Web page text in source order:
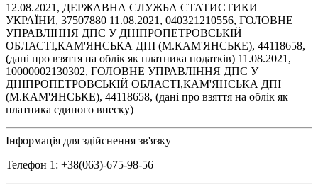
12.08.2021, ДЕРЖАВНА СЛУЖБА СТАТИСТИКИ
УКРАЇНИ, 37507880 11.08.2021, 040321210556, ГОЛОВНЕ
УПРАВЛІННЯ ДПС У ДНІПРОПЕТРОВСЬКІЙ
ОБЛАСТІ,КАМ'ЯНСЬКА ДПІ (М.КАМ'ЯНСЬКЕ), 44118658,
(дані про взяття на облік як платника податків) 11.08.2021,
10000002130302, ГОЛОВНЕ УПРАВЛІННЯ ДПС У
ДНІПРОПЕТРОВСЬКІЙ ОБЛАСТІ,КАМ'ЯНСЬКА ДПІ
(М.КАМ'ЯНСЬКЕ), 44118658, (дані про взяття на облік як
платника єдиного внеску)
Інформація для здійснення зв'язку
Телефон 1: +38(063)-675-98-56